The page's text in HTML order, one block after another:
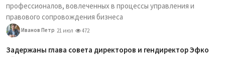
профессионалов, вовлеченных в процессы управления и
правового сопровождения бизнеса
Иванов Петр 21 июл 472
Задержаны глава совета директоров и гендиректор Эфко